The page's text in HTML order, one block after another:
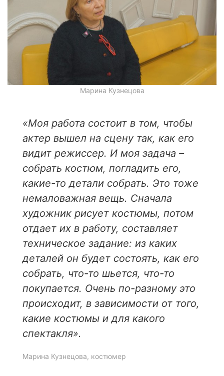
Марина Кузнецова
«Моя работа состоит в том, чтобы
актер вышел на сцену так, как его
видит режиссер. И моя задача –
собрать костюм, погладить его,
какие-то детали собрать. Это тоже
немаловажная вещь. Сначала
художник рисует костюмы, потом
отдает их в работу, составляет
техническое задание: из каких
деталей он будет состоять, как его
собрать, что-то шьется, что-то
покупается. Очень по-разному это
происходит, в зависимости от того,
какие костюмы и для какого
спектакля».
Марина Кузнецова, костюмер